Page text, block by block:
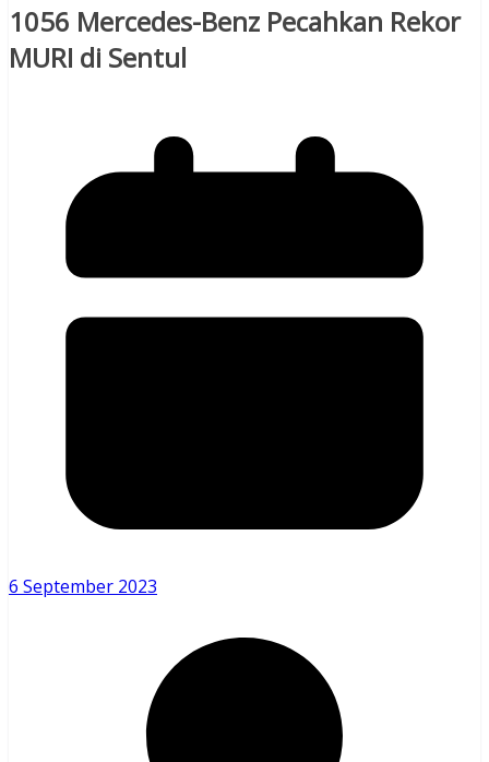
1056 Mercedes-Benz Pecahkan Rekor
MURI di Sentul
6 September 2023